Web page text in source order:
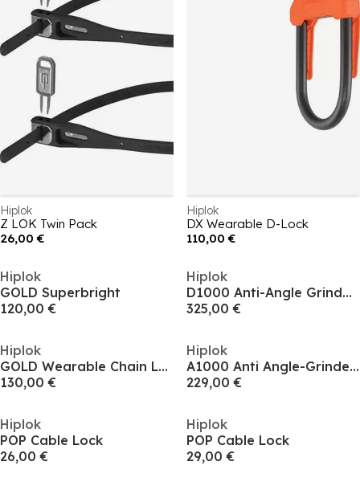
Hiplok
Z LOK Twin Pack
26,00 €
Hiplok
DX Wearable D-Lock
110,00 €
Hiplok
GOLD Superbright
120,00 €
Hiplok
D1000 Anti-Angle Grinder Bike Lock
325,00 €
Hiplok
GOLD Wearable Chain Lock
130,00 €
Hiplok
A1000 Anti Angle-Grinder Anchor
229,00 €
Hiplok
POP Cable Lock
26,00 €
Hiplok
POP Cable Lock
29,00 €